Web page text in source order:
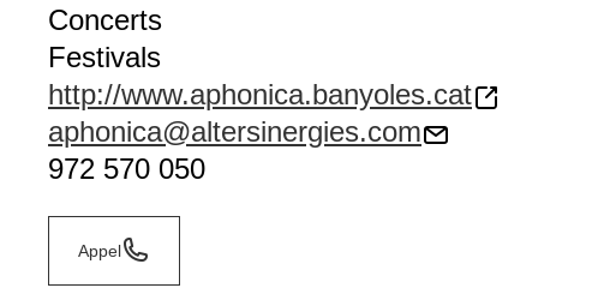
Concerts
Festivals
http://www.aphonica.banyoles.cat
aphonica@altersinergies.com
972 570 050
Appel